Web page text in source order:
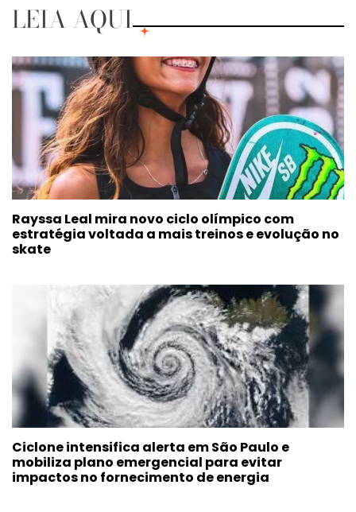
LEIA AQUI
Rayssa Leal mira novo ciclo olímpico com
estratégia voltada a mais treinos e evolução no
skate
Ciclone intensifica alerta em São Paulo e
mobiliza plano emergencial para evitar
impactos no fornecimento de energia